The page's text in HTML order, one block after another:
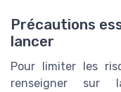
Précautions
lancer
Pour limiter les
renseigner sur